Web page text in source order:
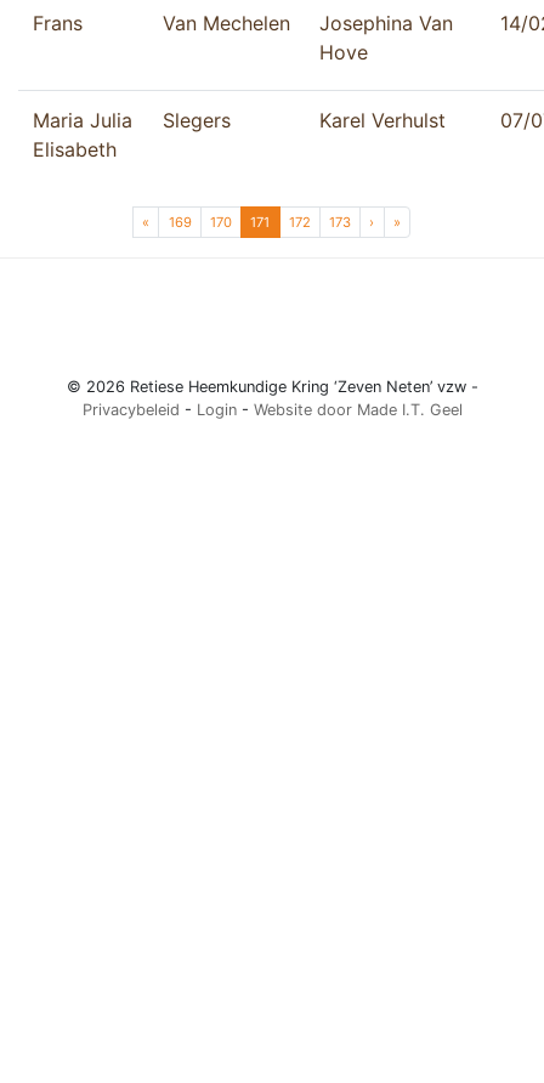
Frans Van Mechelen
Josephina Van
Hove
14/
Maria Julia
Elisabeth
Slegers Karel Verhulst 07/
Page navigation
« Page
169 Page
170 Current Page
171 Page
172 Page
173 › »
© 2026 Retiese Heemkundige Kring ‘Zeven Neten’ vzw -
Privacybeleid - Login- Website door Made I.T. Geel